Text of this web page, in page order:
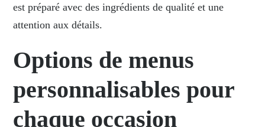
est préparé avec des ingrédients de qualité et une
attention aux détails.
Options de menus
personnalisables pour
chaque occasion